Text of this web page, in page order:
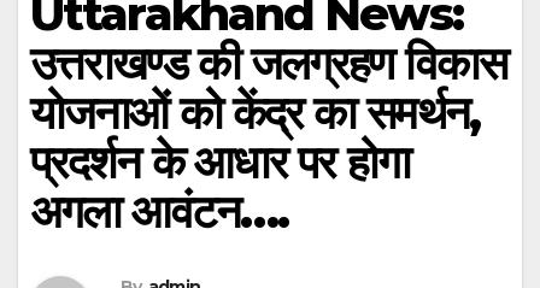
Uttarakhand News:
उत्तराखण्ड की जलग्रहण विकास
योजनाओं को केंद्र का समर्थन,
प्रदर्शन के आधार पर होगा
अगला आवंटन….